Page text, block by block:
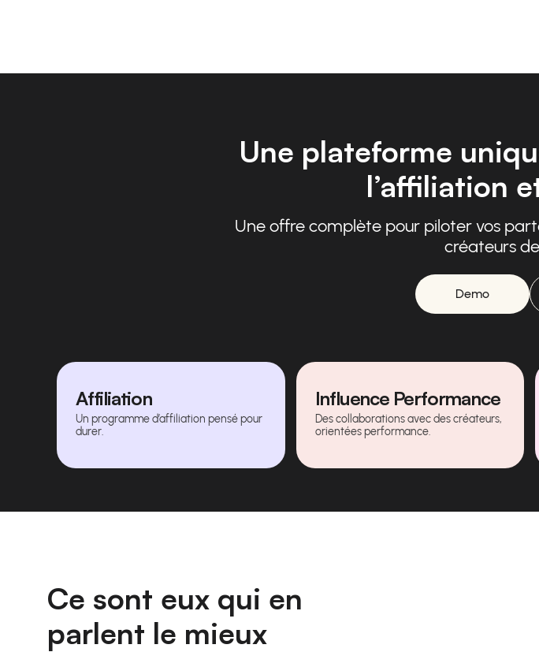
Une plateforme
l’affiliation
Une offre complète pour piloter vos
créateurs
Demo
Affiliation
Un programme d’affiliation pensé pour
durer.
Influence Performance
Des collaborations avec des créateurs,
orientées performance.
Ce sont eux qui en
parlent le mieux